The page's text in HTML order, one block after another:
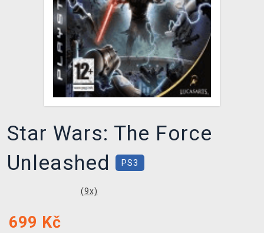
XZONE KLUB
TCG & BOARDGAME HUB
VÝKUP HER (BAZAR)
Star Wars: The Force
Unleashed
PS3
(9x)
699 Kč